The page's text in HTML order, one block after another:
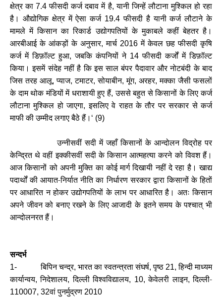
क्षेत्र का7.4 फीसदी कर्ज दबाव में है,यानी जिन्हें लौटाना मुश्किल हो रहा
है। औद्योगिक क्षेत्र में ऐसा कर्ज 19.4 फीसदी है यानी कर्ज लौटाने के
मामले में किसान का रिकार्ड उद्योगपतियों के मुकाबले कहीं बेहतर है।
आरबीआई के आंकड़ों के अनुसार,मार्च 2016 में केवल छह फीसदी कृषि
कर्ज में डिफ़ॉल्ट हुआ,जबकि कंपनियों ने 14 फीसदी कर्जों में डिफ़ॉल्ट
किया। इसमें संदेह नहीं है कि इस साल बंपर पैदावार और नोटबंदी के बाद
जिस तरह आलू,प्याज,टमाटर,सोयाबीन,मूंग, अरहर,मक्का जैसी फसलों
के दाम थोक मंडियों में धराशायी हुए हैं,उससे बहुत से किसानों के लिए कर्ज
लौटाना मुश्किल हो जाएगा,इसलिए वे राहत के तौर पर सरकार से कर्ज
माफी की उम्मीद लगाए बैठे हैं। ‘ (9)
उन्नीसवीं सदी में जहाँ किसानों के आन्दोलन विद्रोह पर
केन्द्रित थे वहीं इक्कीसवीं सदी के किसान आत्महत्या करने को विवश हैं।
आज किसानों को अपनी मुक्ति का कोई मार्ग दिखायी नहीं दे रहा है। खाद्य
पदार्थों की आयात-निर्यात नीति का निर्धारण सरकार द्वारा किसानों के हितों
पर आधारित न होकर उद्योगपतियों के लाभ पर आधारित है। अतः किसान
अपने जीवन को बनाए रखने के लिए आजादी के इतने समय के पश्चात् भी
आन्दोलनरत हैं।
सन्दर्भ
1-बिपिन चन्द्र, भारत का स्वतन्त्रता संघर्ष,पृष्ठ 21,हिन्दी माध्यम
कार्यान्वय,निदेशालय,दिल्ली विश्वविद्यालय, 10,केवेलरी लाइन,दिल्ली-
110007, 32वां पुनर्मुद्रण 2010